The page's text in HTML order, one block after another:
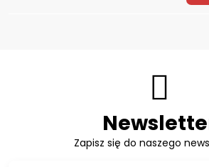
Zapisz się do naszego